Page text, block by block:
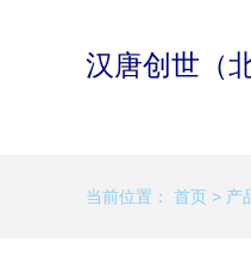
汉唐创世（
当前位置： 首页 > 产